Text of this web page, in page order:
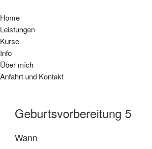
Home
Leistungen
Kurse
Info
Über mich
Anfahrt und Kontakt
Geburtsvorbereitung 5
Wann